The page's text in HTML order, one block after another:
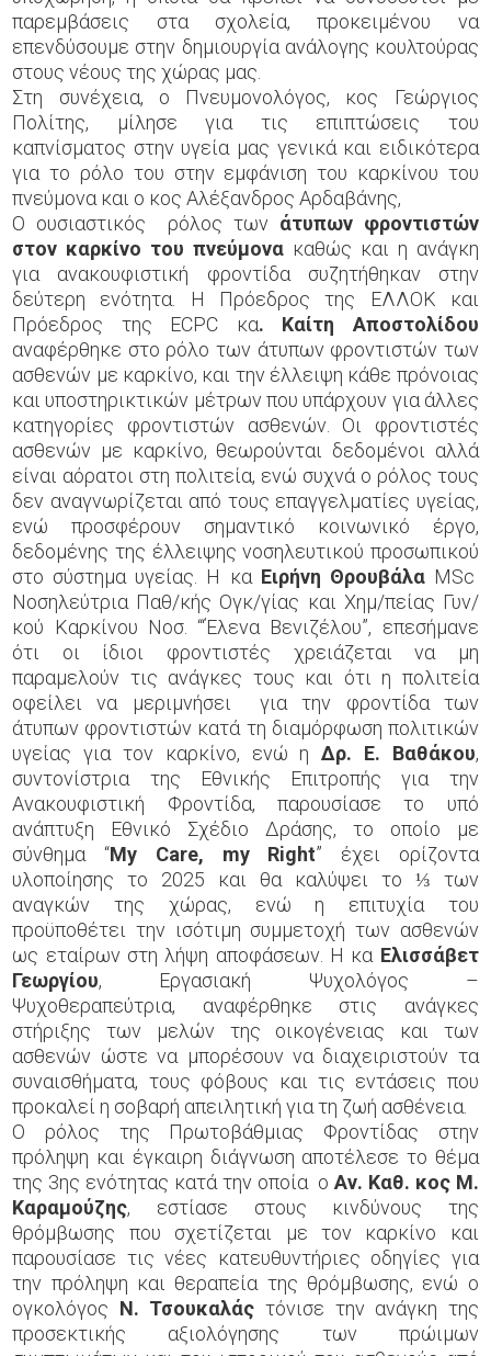
παρεμβάσεις στα σχολεία, προκειμένου να
επενδύσουμε στην δημιουργία ανάλογης κουλτούρας
στους νέους της χώρας μας.
Στη συνέχεια, ο Πνευμονολόγος, κος Γεώργιος
Πολίτης, μίλησε για τις επιπτώσεις του
καπνίσματος στην υγεία μας γενικά και ειδικότερα
για το ρόλο του στην εμφάνιση του καρκίνου του
πνεύμονα και ο κος Αλέξανδρος Αρδαβάνης,
Ο ουσιαστικός ρόλος των άτυπων φροντιστών
στον καρκίνο του πνεύμονα καθώς και η ανάγκη
για ανακουφιστική φροντίδα συζητήθηκαν στην
δεύτερη ενότητα. Η Πρόεδρος της ΕΛΛΟΚ και
Πρόεδρος της ECPC κα. Καίτη Αποστολίδου
αναφέρθηκε στο ρόλο των άτυπων φροντιστών των
ασθενών με καρκίνο, και την έλλειψη κάθε πρόνοιας
και υποστηρικτικών μέτρων που υπάρχουν για άλλες
κατηγορίες φροντιστών ασθενών. Οι φροντιστές
ασθενών με καρκίνο, θεωρούνται δεδομένοι αλλά
είναι αόρατοι στη πολιτεία, ενώ συχνά ο ρόλος τους
δεν αναγνωρίζεται από τους επαγγελματίες υγείας,
ενώ προσφέρουν σημαντικό κοινωνικό έργο,
δεδομένης της έλλειψης νοσηλευτικού προσωπικού
στο σύστημα υγείας. Η κα Ειρήνη ΘρουβάλαMSc
Νοσηλεύτρια Παθ/κής Ογκ/γίας και Χημ/πείας Γυν/
κού Καρκίνου Νοσ. “‘Έλενα Βενιζέλου”, επεσήμανε
ότι οι ίδιοι φροντιστές χρειάζεται να μη
παραμελούν τις ανάγκες τους και ότι η πολιτεία
οφείλει να μεριμνήσει για την φροντίδα των
άτυπων φροντιστών κατά τη διαμόρφωση πολιτικών
υγείας για τον καρκίνο, ενώ ηΔρ. Ε. Βαθάκου,
συντονίστρια της Εθνικής Επιτροπής για την
Ανακουφιστική Φροντίδα, παρουσίασε το υπό
ανάπτυξη Εθνικό Σχέδιο Δράσης, το οποίο με
σύνθημα “My Care, my Right” έχει ορίζοντα
υλοποίησης το 2025 και θα καλύψει το ⅓ των
αναγκών της χώρας, ενώ η επιτυχία του
προϋποθέτει την ισότιμη συμμετοχή των ασθενών
ως εταίρων στη λήψη αποφάσεων. Η κα Ελισσάβετ
Γεωργίου, Εργασιακή Ψυχολόγος –
Ψυχοθεραπεύτρια, αναφέρθηκε στις ανάγκες
στήριξης των μελών της οικογένειας και των
ασθενών ώστε να μπορέσουν να διαχειριστούν τα
συναισθήματα, τους φόβους και τις εντάσεις που
προκαλεί η σοβαρή απειλητική για τη ζωή ασθένεια.
Ο ρόλος της Πρωτοβάθμιας Φροντίδας στην
πρόληψη και έγκαιρη διάγνωση αποτέλεσε το θέμα
της 3ης ενότητας κατά την οποία οΑν. Καθ. κος Μ.
Καραμούζης, εστίασε στους κινδύνους της
θρόμβωσης που σχετίζεται με τον καρκίνο και
παρουσίασε τις νέες κατευθυντήριες οδηγίες για
την πρόληψη και θεραπεία της θρόμβωσης, ενώ ο
ογκολόγος Ν. Τσουκαλάς τόνισε την ανάγκη της
προσεκτικής αξιολόγησης των πρώιμων